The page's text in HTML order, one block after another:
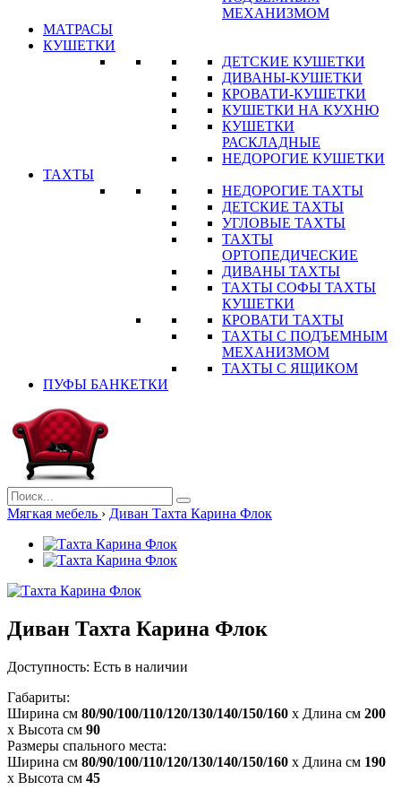
МЕХАНИЗМОМ
МАТРАСЫ
КУШЕТКИ
ДЕТСКИЕ КУШЕТКИ
ДИВАНЫ-КУШЕТКИ
КРОВАТИ-КУШЕТКИ
КУШЕТКИ НА КУХНЮ
КУШЕТКИ
РАСКЛАДНЫЕ
НЕДОРОГИЕ КУШЕТКИ
ТАХТЫ
НЕДОРОГИЕ ТАХТЫ
ДЕТСКИЕ ТАХТЫ
УГЛОВЫЕ ТАХТЫ
ТАХТЫ
ОРТОПЕДИЧЕСКИЕ
ДИВАНЫ ТАХТЫ
ТАХТЫ СОФЫ ТАХТЫ
КУШЕТКИ
КРОВАТИ ТАХТЫ
ТАХТЫ С ПОДЪЕМНЫМ
МЕХАНИЗМОМ
ТАХТЫ С ЯЩИКОМ
ПУФЫ БАНКЕТКИ
Мягкая мебель › Диван Тахта Карина Флок
Диван Тахта Карина Флок
Доступность: Есть в наличии
Габариты:
Ширина см 80/90/100/110/120/130/140/150/160 x Длина см 200
x Высота см 90
Размеры спального места:
Ширина см 80/90/100/110/120/130/140/150/160 x Длина см 190
x Высота см 45